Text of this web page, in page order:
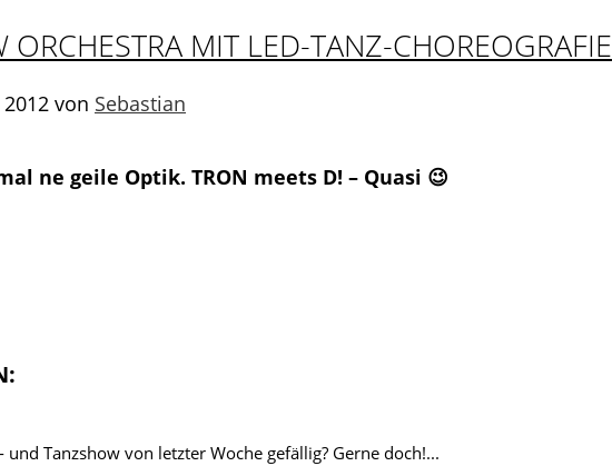
ORCHESTRA MIT LED-TANZ-CHOREOGRAFIE
von Sebastian
ne geile Optik. TRON meets D! – Quasi 😉
und Tanzshow von letzter Woche gefällig? Gerne doch!...